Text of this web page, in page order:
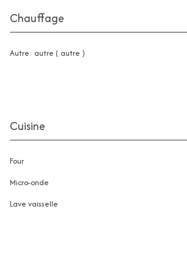
Chauffage
autre: autre ( autre )
Cuisine
Four
Micro-onde
Lave vaisselle